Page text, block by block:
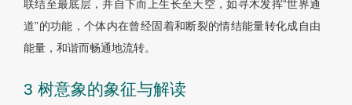
联结至最底层，并自下而上生长至天空，如寻木发挥“世界通
道”的功能，个体内在曾经固着和断裂的情结能量转化成自由
能量，和谐而畅通地流转。
3 树意象的象征与解读